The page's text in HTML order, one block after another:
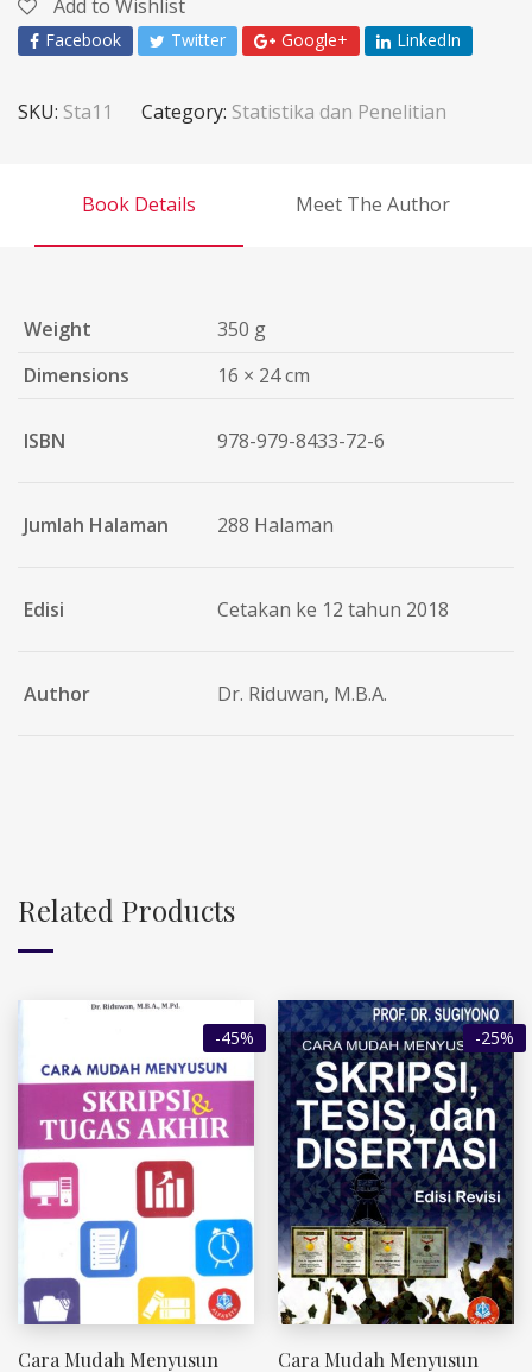
Add to Wishlist
Facebook Twitter Google+ LinkedIn
SKU: Sta11 Category: Statistika dan Penelitian
Book Details Meet The Author
Weight
350 g
Dimensions
16 × 24 cm
ISBN 978-979-8433-72-6
Jumlah Halaman 288 Halaman
Edisi Cetakan ke 12 tahun 2018
Author Dr. Riduwan, M.B.A.
Related Products
-45%
Cara Mudah Menyusun
-25%
Cara Mudah Menyusun